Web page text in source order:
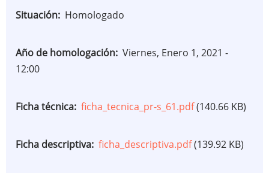
Situación Homologado
Año de homologación Viernes, Enero 1, 2021 -
12:00
Ficha técnica ficha_tecnica_pr-s_61.pdf(140.66 KB)
Ficha descriptiva ficha_descriptiva.pdf(139.92 KB)